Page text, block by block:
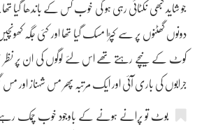
جو شاید کبھی نکٹائی رہی ہو گی خوب کس کے باندھا گیا
دونوں گھٹنوں پر سے کپڑا مسک گیا تھا اور کئی جگہ
کوٹ کے نیچے رہتے تھے اس لئے لوگوں کی ان پر
جرابوں کی باری آئی اور ایک مرتبہ پھر مس شہناز اور
بوٹ تو پرانے ہونے کے باوجود خوب چمک